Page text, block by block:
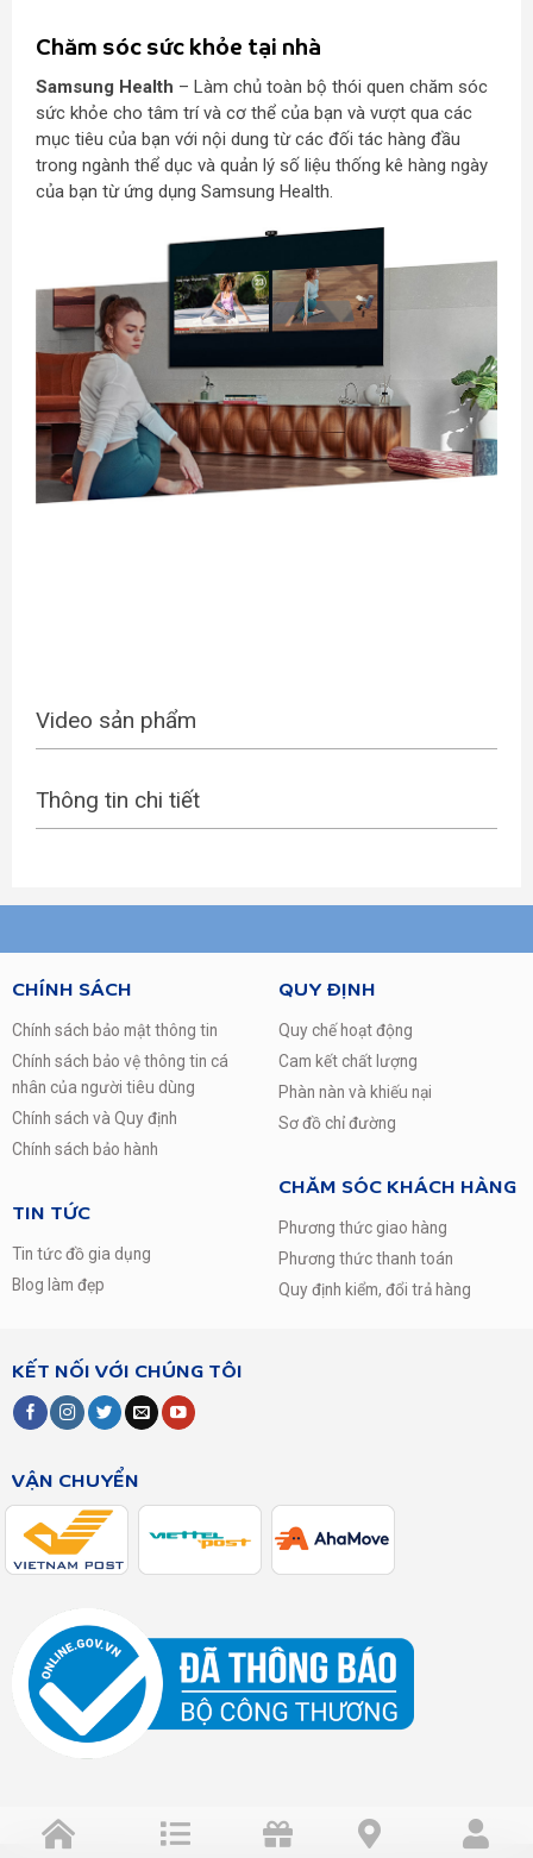
Chăm sóc sức khỏe tại nhà
Samsung Health – Làm chủ toàn bộ thói quen chăm sóc
sức khỏe cho tâm trí và cơ thể của bạn và vượt qua các
mục tiêu của bạn với nội dung từ các đối tác hàng đầu
trong ngành thể dục và quản lý số liệu thống kê hàng ngày
của bạn từ ứng dụng Samsung Health.
Video sản phẩm
Thông tin chi tiết
CHÍNH SÁCH
Chính sách bảo mật thông tin
Chính sách bảo vệ thông tin cá
nhân của người tiêu dùng
Chính sách và Quy định
Chính sách bảo hành
TIN TỨC
Tin tức đồ gia dụng
Blog làm đẹp
QUY ĐỊNH
Quy chế hoạt động
Cam kết chất lượng
Phàn nàn và khiếu nại
Sơ đồ chỉ đường
CHĂM SÓC KHÁCH HÀNG
Phương thức giao hàng
Phương thức thanh toán
Quy định kiểm, đổi trả hàng
KẾT NỐI VỚI CHÚNG TÔI
VẬN CHUYỂN